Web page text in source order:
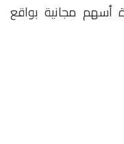
أسهم مجانية بواقع